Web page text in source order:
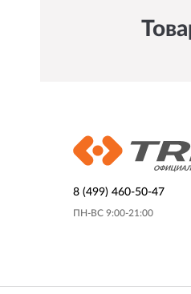
8 (499) 460-50-47
ПН-ВС 9:00-21:00